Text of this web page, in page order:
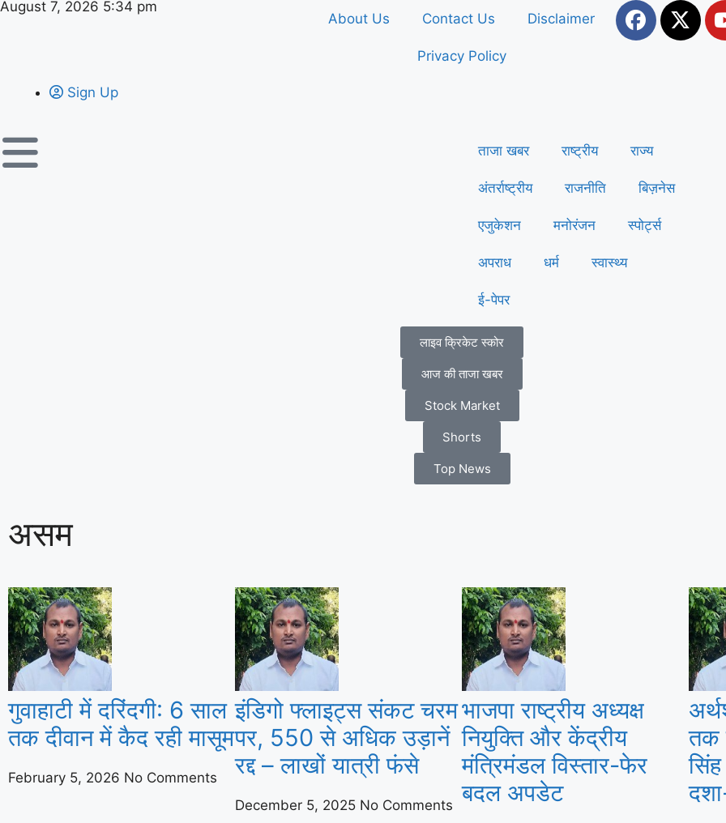
August 7, 2026 5:34 pm
About Us Contact Us Disclaimer
Privacy Policy
Sign Up
ताजा खबर राष्ट्रीय राज्य
अंतर्राष्ट्रीय राजनीति बिज़नेस
एजुकेशन मनोरंजन स्पोर्ट्स
अपराध धर्म स्वास्थ्य
ई-पेपर
लाइव क्रिकेट स्कोर
आज की ताजा खबर
Stock Market
Shorts
Top News
असम
गुवाहाटी में दरिंदगी: 6 साल
तक दीवान में कैद रही मासूम
February 5, 2026 No Comments
इंडिगो फ्लाइट्स संकट चरम
पर, 550 से अधिक उड़ानें
रद्द – लाखों यात्री फंसे
December 5, 2025 No Comments
भाजपा राष्ट्रीय अध्यक्ष
नियुक्ति और केंद्रीय
मंत्रिमंडल विस्तार-फेर
बदल अपडेट
तक